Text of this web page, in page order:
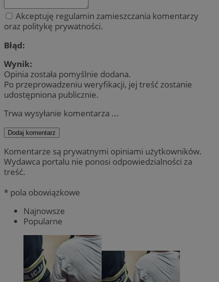
Akceptuję regulamin zamieszczania komentarzy
oraz politykę prywatności.
Błąd:
Wynik:
Opinia została pomyślnie dodana.
Po przeprowadzeniu weryfikacji, jej treść zostanie
udostępniona publicznie.
Trwa wysyłanie komentarza ...
Dodaj komentarz
Komentarze są prywatnymi opiniami użytkowników.
Wydawca portalu nie ponosi odpowiedzialności za
treść.
* pola obowiązkowe
Najnowsze
Popularne